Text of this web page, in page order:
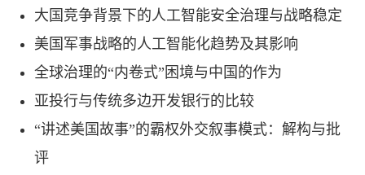
大国竞争背景下的人工智能安全治理与战略稳定
美国军事战略的人工智能化趋势及其影响
全球治理的“内卷式”困境与中国的作为
亚投行与传统多边开发银行的比较
“讲述美国故事”的霸权外交叙事模式：解构与批
评